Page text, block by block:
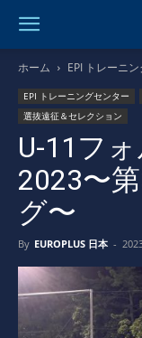
ホーム EPI トレーニ
EPI トレーニングセンター
選抜遠征＆セレクション
U-11フ
2023〜
グ〜
By EUROPLUS 日本 -